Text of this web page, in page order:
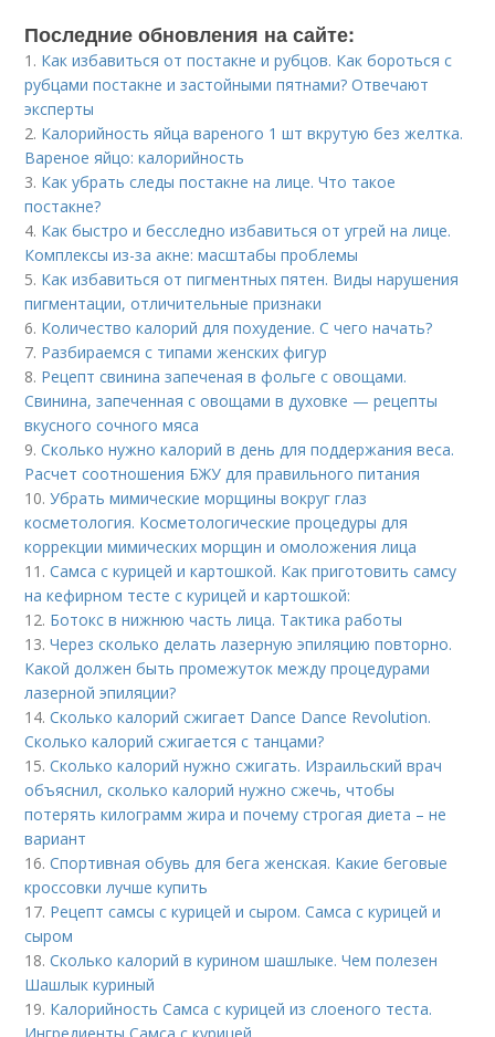
Последние обновления на сайте:
1. Как избавиться от постакне и рубцов. Как бороться с
рубцами постакне и застойными пятнами? Отвечают
эксперты
2. Калорийность яйца вареного 1 шт вкрутую без желтка.
Вареное яйцо: калорийность
3. Как убрать следы постакне на лице. Что такое
постакне?
4. Как быстро и бесследно избавиться от угрей на лице.
Комплексы из-за акне: масштабы проблемы
5. Как избавиться от пигментных пятен. Виды нарушения
пигментации, отличительные признаки
6. Количество калорий для похудение. С чего начать?
7. Разбираемся с типами женских фигур
8. Рецепт свинина запеченая в фольге с овощами.
Свинина, запеченная с овощами в духовке — рецепты
вкусного сочного мяса
9.Сколько нужно калорий в день для поддержания веса.
Расчет соотношения БЖУ для правильного питания
10.Убрать мимические морщины вокруг глаз
косметология. Косметологические процедуры для
коррекции мимических морщин и омоложения лица
11.Самса с курицей и картошкой. Как приготовить самсу
на кефирном тесте с курицей и картошкой:
12. Ботокс в нижнюю часть лица. Тактика работы
13.Через сколько делать лазерную эпиляцию повторно.
Какой должен быть промежуток между процедурами
лазерной эпиляции?
14.Сколько калорий сжигает Dance Dance Revolution.
Сколько калорий сжигается с танцами?
15.Сколько калорий нужно сжигать. Израильский врач
объяснил, сколько калорий нужно сжечь, чтобы
потерять килограмм жира и почему строгая диета – не
вариант
16.Спортивная обувь для бега женская. Какие беговые
кроссовки лучше купить
17. Рецепт самсы с курицей и сыром. Самса с курицей и
сыром
18.Сколько калорий в курином шашлыке. Чем полезен
Шашлык куриный
19. Калорийность Самса с курицей из слоеного теста.
Ингредиенты Самса с курицей